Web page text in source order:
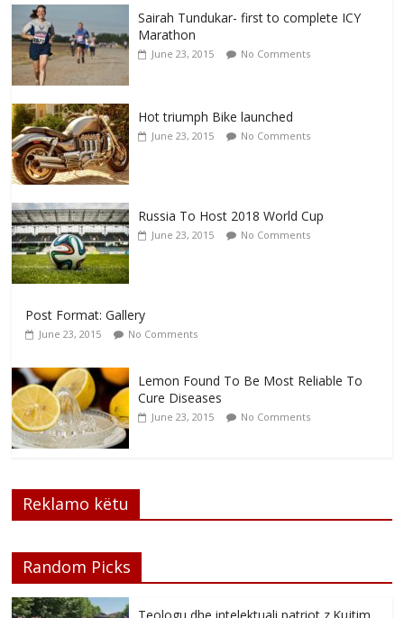
Sairah Tundukar- first to complete ICY
Marathon
June 23, 2015 No Comments
Hot triumph Bike launched
June 23, 2015 No Comments
Russia To Host 2018 World Cup
June 23, 2015 No Comments
Post Format: Gallery
June 23, 2015 No Comments
Lemon Found To Be Most Reliable To
Cure Diseases
June 23, 2015 No Comments
Reklamo këtu
Random Picks